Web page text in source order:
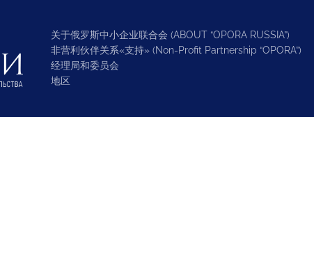
关于俄罗斯中小企业联合会 (ABOUT “OPORA RUSSIA”)
非营利伙伴关系«支持» (Non-Profit Partnership “OPORA”)
经理局和委员会
地区